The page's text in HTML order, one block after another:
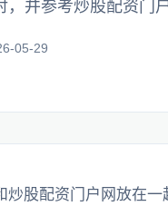
并参考炒股配资门
05-29
炒股配资门户网放在